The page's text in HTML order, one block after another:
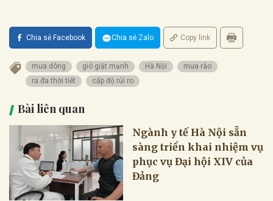
Chia sẻ Facebook Chia sẻ Zalo Copy link
mưa dông gió giật mạnh Hà Nội
mưa rào
ra đa thời tiết
cấp độ rủi ro
Bài liên quan
Ngành y tế Hà Nội sẵn
sàng triển khai nhiệm vụ
phục vụ Đại hội XIV của
Đảng